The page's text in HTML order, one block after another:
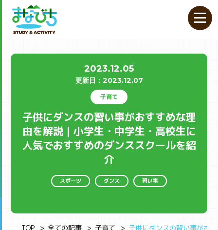
2023.12.05
更新⽇： 2023.12.07
子育て
子供にダンスの習い事がおすすめな理
由を解説｜小学生・中学生・高校生に
人気でおすすめのダンススクールを紹
介
スポーツ ダンス 習い事
TOP 全ての記事 子育て 子供にダンスの習い事がお